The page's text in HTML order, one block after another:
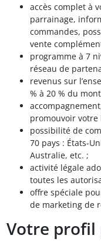
accès complet à
parrainage,
commandes,
vente
programme à 7
réseau de
revenus sur
% à 20 % du
promouvoir
possibilité de
70 pays : États-
Australie, etc. ;
activité légale
toutes les
offre spéciale
de marketing de
Votre profil